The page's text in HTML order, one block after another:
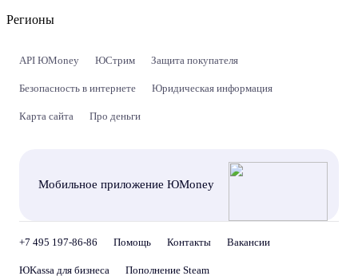
Регионы
API ЮMoney ЮСтрим Защита покупателя
Безопасность в интернете Юридическая информация
Карта сайта Про деньги
Мобильное приложение ЮMoney
+7 495 197-86-86 Помощь Контакты Вакансии
ЮKassa для бизнеса Пополнение Steam